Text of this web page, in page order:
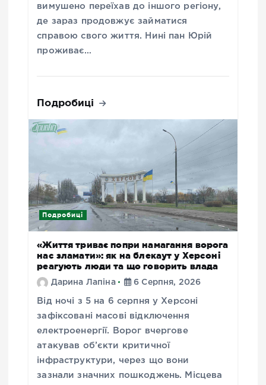
вимушено переїхав до іншого регіону,
де зараз продовжує займатися
справою свого життя. Нині пан Юрій
проживає…
Подробиці
Подробиці
«Життя триває попри намагання ворога
нас зламати»: як на блекаут у Херсоні
реагують люди та що говорить влада
Дарина Лапіна 6 Серпня, 2026
Від ночі з 5 на 6 серпня у Херсоні
зафіксовані масові відключення
електроенергії. Ворог вчергове
атакував об’єкти критичної
інфраструктури, через що вони
зазнали значних пошкоджень. Місцева